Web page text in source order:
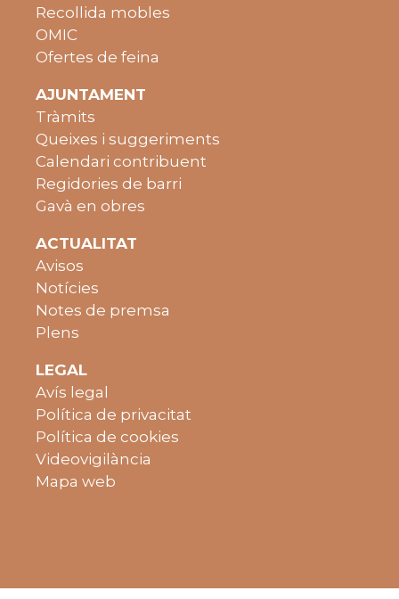
Recollida mobles
OMIC
Ofertes de feina
AJUNTAMENT
Tràmits
Queixes i suggeriments
Calendari contribuent
Regidories de barri
Gavà en obres
ACTUALITAT
Avisos
Notícies
Notes de premsa
Plens
LEGAL
Avís legal
Política de privacitat
Política de cookies
Videovigilància
Mapa web